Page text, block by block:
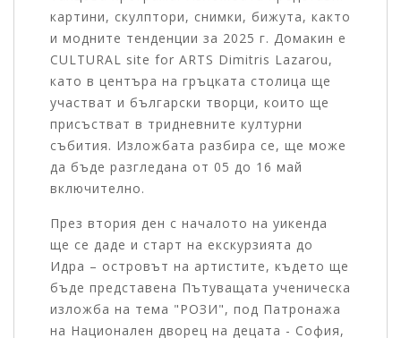
картини, скулптори, снимки, бижута, както
и модните тенденции за 2025 г. Домакин е
CULTURAL site for ARTS Dimitris Lazarou,
като в центъра на гръцката столица ще
участват и български творци, които ще
присъстват в тридневните културни
събития. Изложбата разбира се, ще може
да бъде разгледана от 05 до 16 май
включително.
През втория ден с началото на уикенда
ще се даде и старт на екскурзията до
Идра – островът на артистите, където ще
бъде представена Пътуващата ученическа
изложба на тема "РОЗИ", под Патронажа
на Национален дворец на децата - София,